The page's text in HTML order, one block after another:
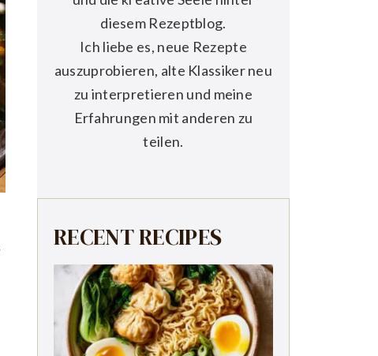
diesem Rezeptblog.
Ich liebe es, neue Rezepte
auszuprobieren, alte Klassiker neu
zu interpretieren und meine
Erfahrungen mit anderen zu
teilen.
RECENT RECIPES